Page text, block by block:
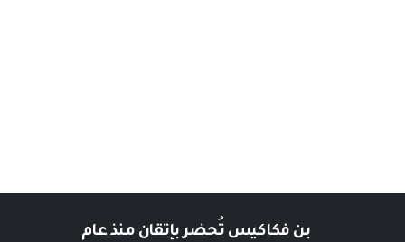
بن فكاكيستُحضر بإتقان منذ عام